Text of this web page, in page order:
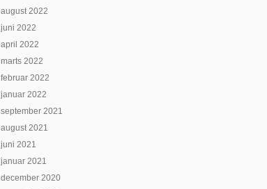
august 2022
juni 2022
april 2022
marts 2022
februar 2022
januar 2022
september 2021
august 2021
juni 2021
januar 2021
december 2020